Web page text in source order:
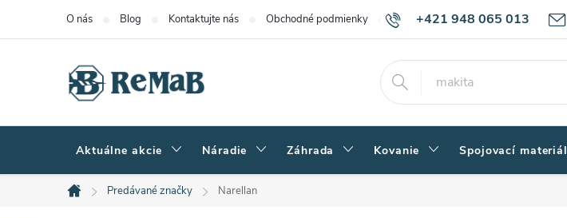
+421 948 065 013
O nás Blog Kontaktujte nás Obchodné podmienky Podmienky ochrany osobných údajov
Aktuálne akcie Náradie Záhrada Kovanie Spojovací materiál
Domov
Predávané značky Narellan